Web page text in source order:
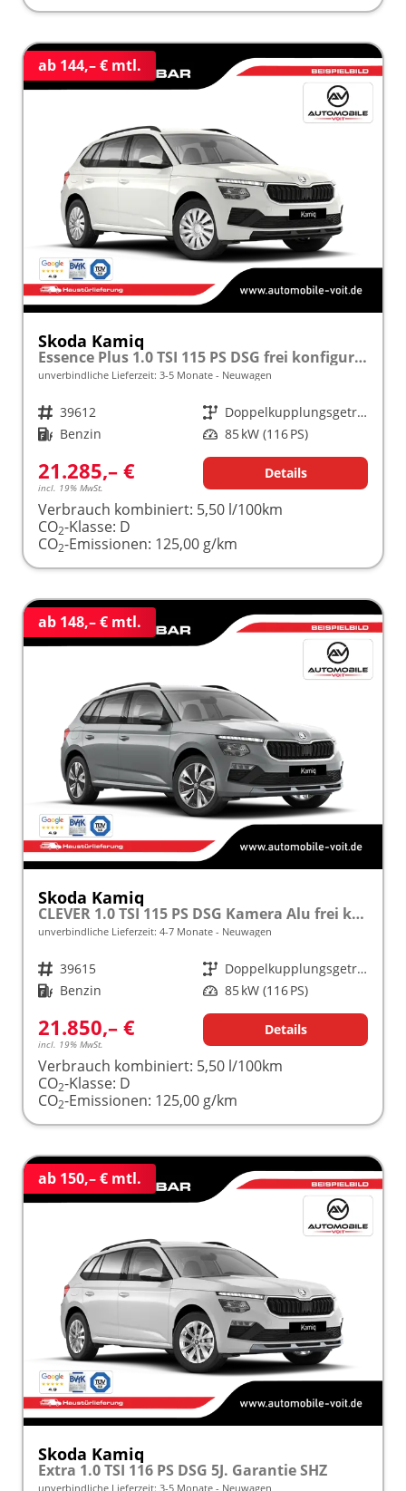
ab 144,– € mtl.
Skoda Kamiq
Essence Plus 1.0 TSI 115 PS DSG frei konfigurierbar!
unverbindliche Lieferzeit: 3-5 Monate Neuwagen
Fahrzeugnr. 39612 Getriebe
Doppelkupplungsgetriebe (DSG)
Kraftstoff Benzin Leistung 85 kW (116 PS)
21.285,– €
incl. 19% MwSt.
Details
Verbrauch kombiniert: 5,50 l/100km
CO2-Klasse: D
CO2-Emissionen: 125,00 g/km
ab 148,– € mtl.
Skoda Kamiq
CLEVER 1.0 TSI 115 PS DSG Kamera Alu frei konfigurierbar!
unverbindliche Lieferzeit: 4-7 Monate Neuwagen
Fahrzeugnr. 39615 Getriebe
Doppelkupplungsgetriebe (DSG)
Kraftstoff Benzin Leistung 85 kW (116 PS)
21.850,– €
incl. 19% MwSt.
Details
Verbrauch kombiniert: 5,50 l/100km
CO2-Klasse: D
CO2-Emissionen: 125,00 g/km
ab 150,– € mtl.
Skoda Kamiq
Extra 1.0 TSI 116 PS DSG 5J. Garantie SHZ
unverbindliche Lieferzeit: 3-5 Monate Neuwagen